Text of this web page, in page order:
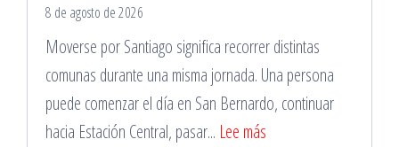
8 de agosto de 2026
Moverse por Santiago significa recorrer distintas
comunas durante una misma jornada. Una persona
puede comenzar el día en San Bernardo, continuar
hacia Estación Central, pasar... Lee más